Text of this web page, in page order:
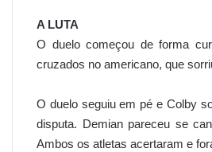
A LUTA
O duelo começou de forma
cruzados no americano, que
O duelo seguiu em pé e Colby
disputa. Demian pareceu se
Ambos os atletas acertaram e